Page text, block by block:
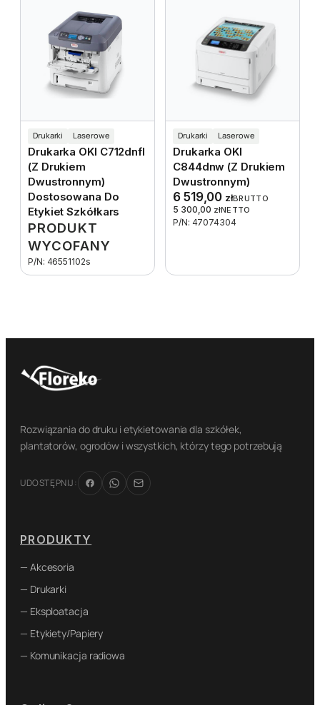
Drukarki Laserowe
Drukarka OKI C712dnfl
(z Drukiem
Dwustronnym)
Dostosowana Do
Etykiet Szkółkars
PRODUKT
WYCOFANY
P/N: 46551102s
Drukarki Laserowe
Drukarka OKI
C844dnw (z Drukiem
Dwustronnym)
6 519,00 złBRUTTO
5 300,00 złNETTO
P/N: 47074304
Rozwiązania do druku i etykietowania dla szkółek,
plantatorów, ogrodów i wszystkich, którzy tego potrzebują
UDOSTĘPNIJ:
PRODUKTY
— Akcesoria
— Drukarki
— Eksploatacja
— Etykiety/Papiery
— Komunikacja radiowa